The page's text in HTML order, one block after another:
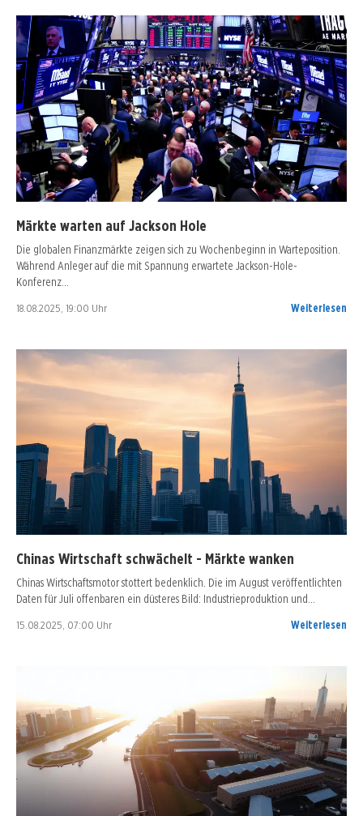
Märkte warten auf Jackson Hole
Die globalen Finanzmärkte zeigen sich zu Wochenbeginn in Warteposition.
Während Anleger auf die mit Spannung erwartete Jackson-Hole-
Konferenz…
18.08.2025, 19:00 Uhr Weiterlesen
Chinas Wirtschaft schwächelt - Märkte wanken
Chinas Wirtschaftsmotor stottert bedenklich. Die im August veröffentlichten
Daten für Juli offenbaren ein düsteres Bild: Industrieproduktion und…
15.08.2025, 07:00 Uhr Weiterlesen